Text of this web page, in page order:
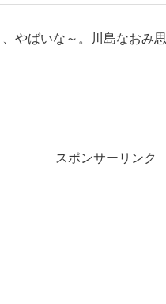
やばいな～。川島なおみ
スポンサーリンク